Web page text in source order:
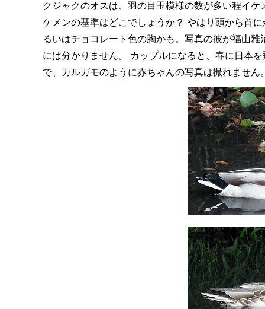
クジャクのオスは、羽の目玉模様の数が多い程イ
ケメンの基準はどこでしょうか？ やはり頭から首
るいはチョコレート色の胸かも。写真の彼が福山
には分かりません。 カップルになると、春に日本
で、カルガモのように赤ちゃんの写真は撮れません